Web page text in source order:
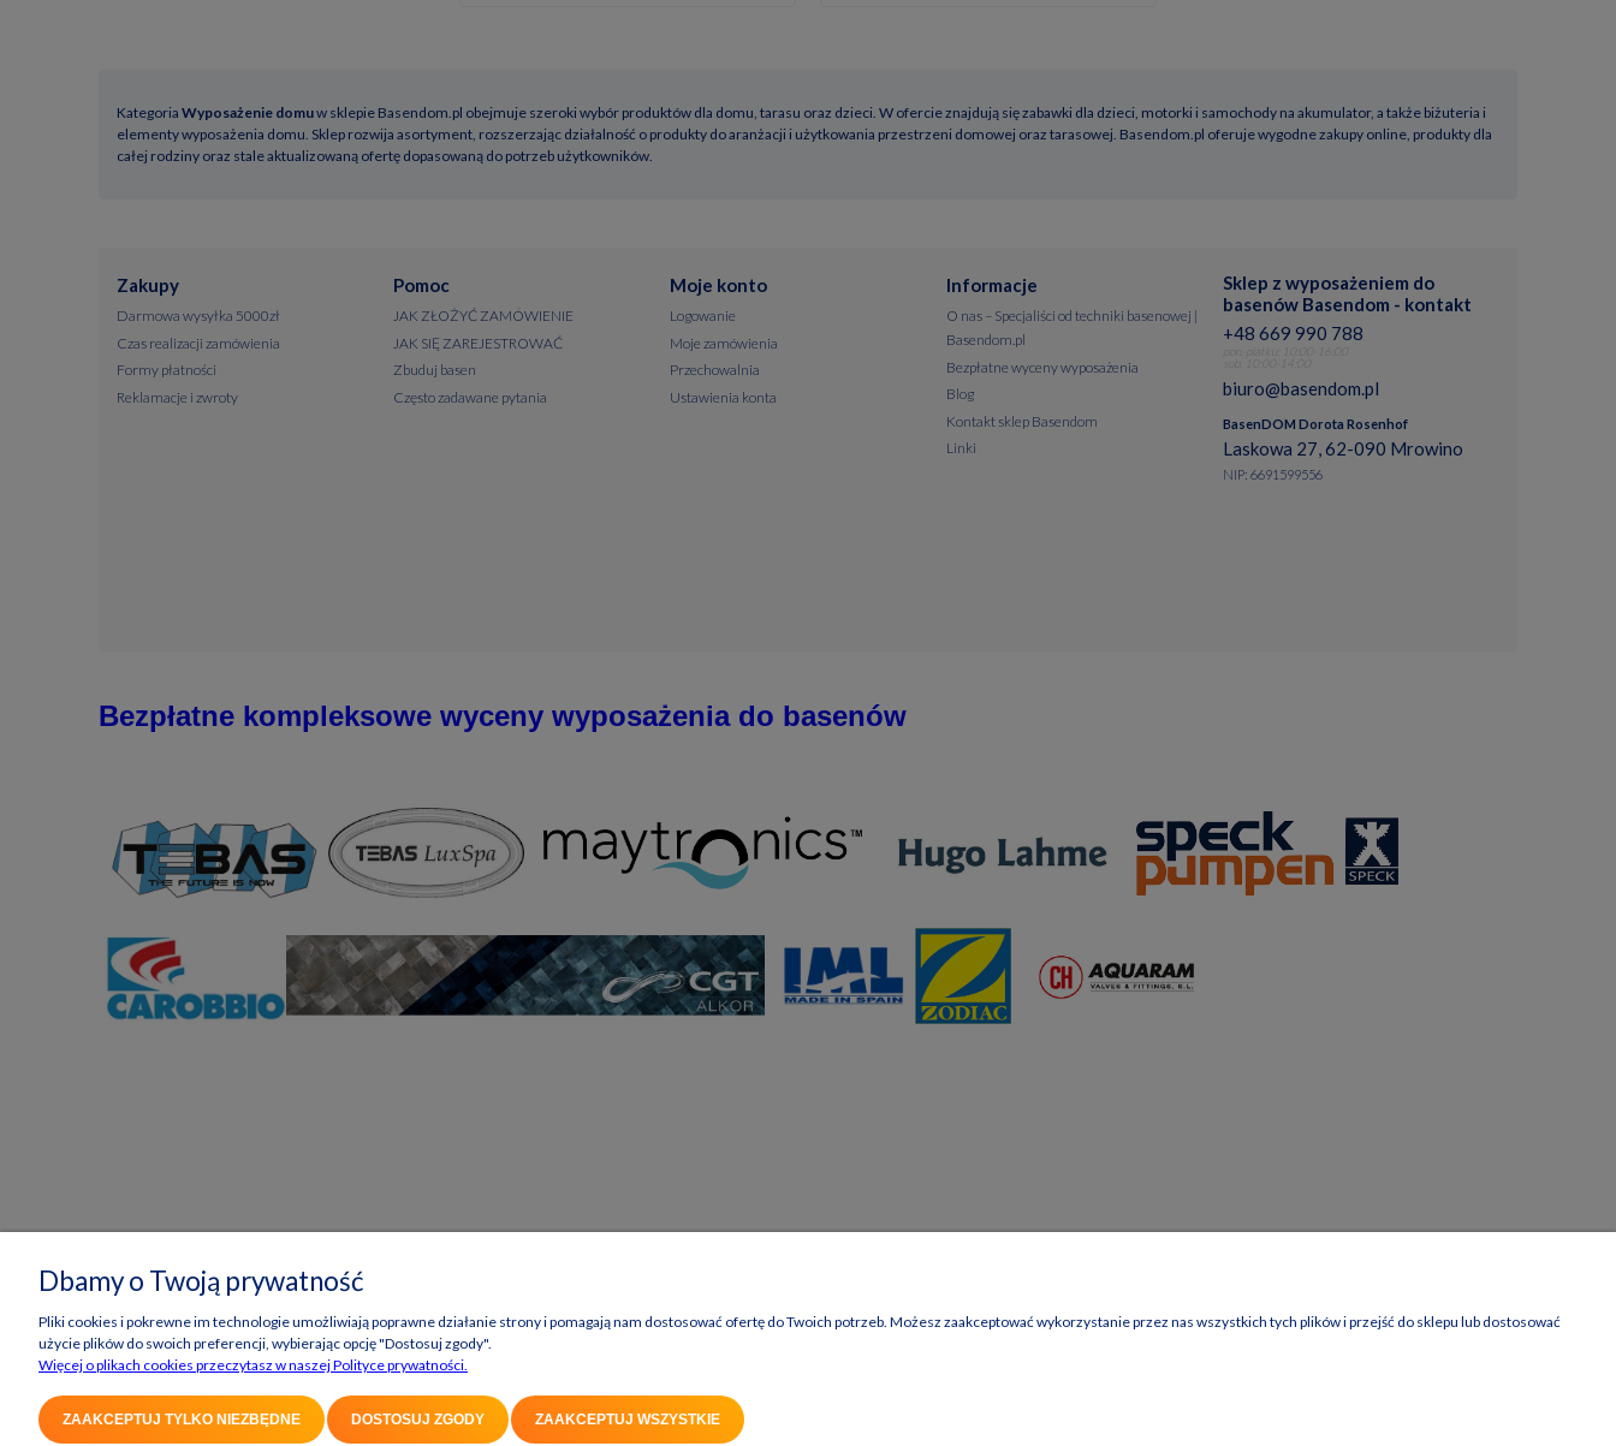
Kategoria Wyposażenie domuw sklepie Basendom.pl obejmuje szeroki wybór produktów dla domu, tarasu oraz dzieci. W ofercie znajdują się zabawki dla dzieci, motorki i samochody na akumulator, a także biżuteria i
elementy wyposażenia domu. Sklep rozwija asortyment, rozszerzając działalność o produkty do aranżacji i użytkowania przestrzeni domowej oraz tarasowej. Basendom.pl oferuje wygodne zakupy online, produkty dla
całej rodziny oraz stale aktualizowaną ofertę dopasowaną do potrzeb użytkowników.
Zakupy
Darmowa wysyłka 5000zł
Czas realizacji zamówienia
Formy płatności
Reklamacje i zwroty
Pomoc
JAK ZŁOŻYĆ ZAMÓWIENIE
JAK SIĘ ZAREJESTROWAĆ
Zbuduj basen
Często zadawane pytania
Moje konto
Logowanie
Moje zamówienia
Przechowalnia
Ustawienia konta
Informacje
O nas – Specjaliści od techniki basenowej |
Basendom.pl
Bezpłatne wyceny wyposażenia
Blog
Kontakt sklep Basendom
Linki
Sklep z wyposażeniem do
basenów Basendom - kontakt
+48 669 990 788
biuro@basendom.pl
BasenDOM Dorota Rosenhof
Laskowa 27, 62-090 Mrowino
NIP: 6691599556
Bezpłatne kompleksowe wyceny wyposażenia do basenów
Sklep internetowy Shoper Premium
Dbamy o Twoją prywatność
Pliki cookies i pokrewne im technologie umożliwiają poprawne działanie strony i pomagają nam dostosować ofertę do Twoich potrzeb. Możesz zaakceptować wykorzystanie przez nas wszystkich tych plików i przejść do sklepu lub dostosować
użycie plików do swoich preferencji, wybierając opcję "Dostosuj zgody".
Więcej o plikach cookies przeczytasz w naszej Polityce prywatności.
ZAAKCEPTUJ TYLKO NIEZBĘDNE DOSTOSUJ ZGODY ZAAKCEPTUJ WSZYSTKIE